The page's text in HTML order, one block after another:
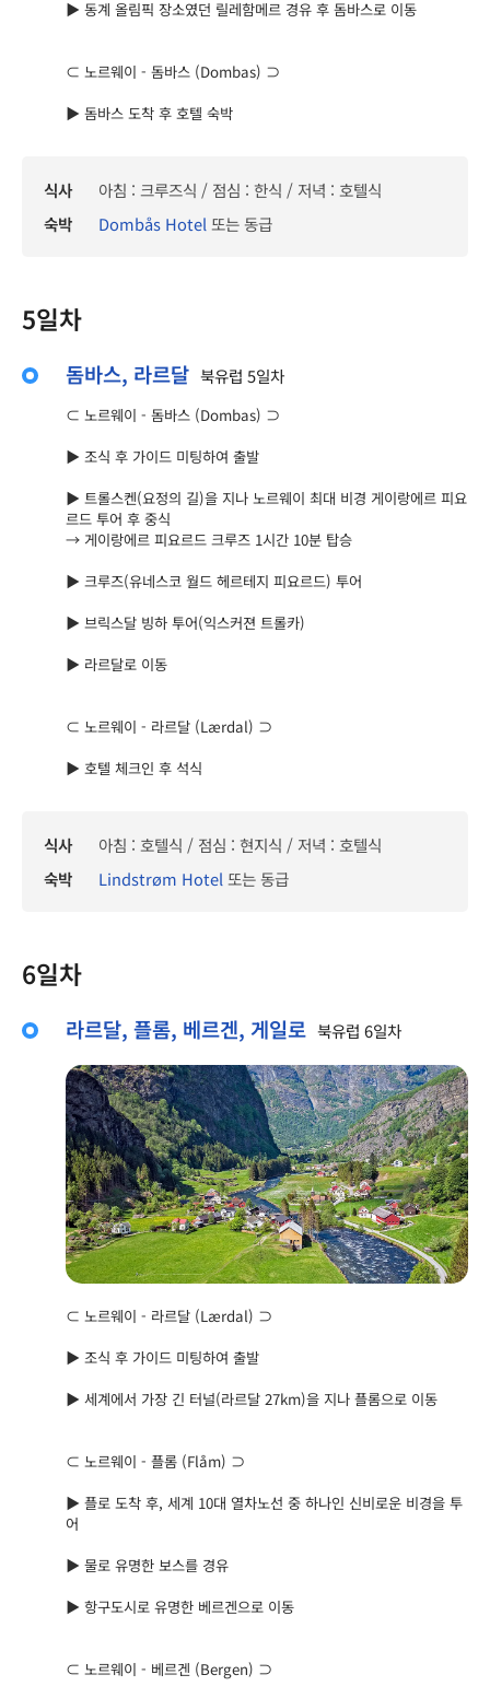
▶ 동계 올림픽 장소였던 릴레함메르 경유 후 돔바스로 이동
⊂ 노르웨이 - 돔바스 (Dombas) ⊃
▶ 돔바스 도착 후 호텔 숙박
식사
아침 : 크루즈식 / 점심 : 한식 / 저녁 : 호텔식
숙박
Dombås Hotel 또는 동급
5일차
돔바스, 라르달 북유럽 5일차
⊂ 노르웨이 - 돔바스 (Dombas) ⊃
▶ 조식 후 가이드 미팅하여 출발
▶ 트롤스켄(요정의 길)을 지나 노르웨이 최대 비경 게이랑에르 피요
르드 투어 후 중식
→ 게이랑에르 피요르드 크루즈 1시간 10분 탑승
▶ 크루즈(유네스코 월드 헤르테지 피요르드) 투어
▶ 브릭스달 빙하 투어(익스커젼 트롤카)
▶ 라르달로 이동
⊂ 노르웨이 - 라르달 (Lærdal) ⊃
▶ 호텔 체크인 후 석식
식사
아침 : 호텔식 / 점심 : 현지식 / 저녁 : 호텔식
숙박
Lindstrøm Hotel 또는 동급
6일차
라르달, 플롬, 베르겐, 게일로 북유럽 6일차
⊂ 노르웨이 - 라르달 (Lærdal) ⊃
▶ 조식 후 가이드 미팅하여 출발
▶ 세계에서 가장 긴 터널(라르달 27km)을 지나 플롬으로 이동
⊂ 노르웨이 - 플롬 (Flåm) ⊃
▶ 플로 도착 후, 세계 10대 열차노선 중 하나인 신비로운 비경을 투
어
▶ 물로 유명한 보스를 경유
▶ 항구도시로 유명한 베르겐으로 이동
⊂ 노르웨이 - 베르겐 (Bergen) ⊃